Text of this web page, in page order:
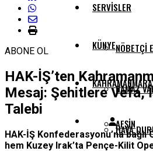
SERVISLER
NÖBETÇI
NAMAZ
HAVA
KÜNYE
AFŞIN
ABONE OL
HAK-İŞ’ten
Mesaj: Şehitlere Vefa,
Talebi
HAK-İŞ Konfederasyonu’na bağlı
hem Kuzey Irak’ta Pençe-Kilit